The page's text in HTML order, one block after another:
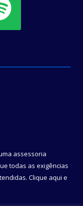
assessoria
todas as exigências
Clique aqui e